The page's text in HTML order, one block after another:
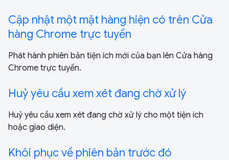
Cập nhật một mặt hàng hiện có trên Cửa
hàng Chrome trực tuyến
Phát hành phiên bản tiện ích mới của bạn lên Cửa hàng
Chrome trực tuyến.
Huỷ yêu cầu xem xét đang chờ xử lý
Huỷ yêu cầu xem xét đang chờ xử lý cho một tiện ích
hoặc giao diện.
Khôi phục về phiên bản trước đó